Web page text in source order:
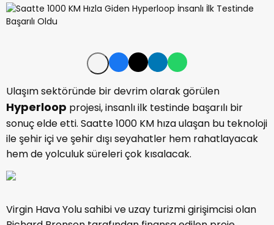
Ulaşım sektöründe bir devrim olarak görülen
Hyperloop projesi, insanlı ilk testinde başarılı bir
sonuç elde etti. Saatte 1000 KM hıza ulaşan bu teknoloji
ile şehir içi ve şehir dışı seyahatler hem rahatlayacak
hem de yolculuk süreleri çok kısalacak.
Virgin Hava Yolu sahibi ve uzay turizmi girişimcisi olan